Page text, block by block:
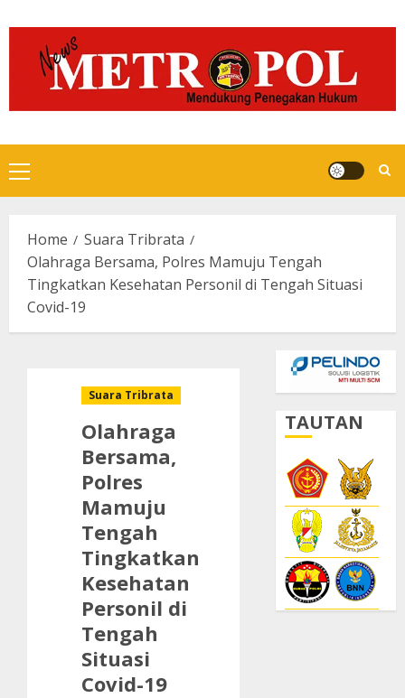
to
content
Primary
Menu
Home
Suara Tribrata
Olahraga Bersama, Polres Mamuju Tengah
Tingkatkan Kesehatan Personil di Tengah Situasi
Covid-19
Suara Tribrata
Olahraga
Bersama,
Polres
Mamuju
Tengah
Tingkatkan
Kesehatan
Personil di
Tengah
Situasi
Covid-19
TAUTAN